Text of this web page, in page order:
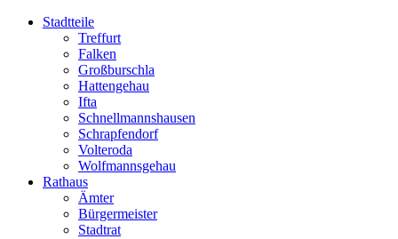
Stadtteile
Treffurt
Falken
Großburschla
Hattengehau
Ifta
Schnellmannshausen
Schrapfendorf
Volteroda
Wolfmannsgehau
Rathaus
Ämter
Bürgermeister
Stadtrat